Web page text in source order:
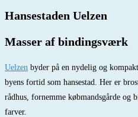
Hansestaden Uelzen
Masser af bindingsværk
Uelzen byder på en nydelig og
byens fortid som hansestad. Her er
rådhus, fornemme købmandsgårde og
farver.